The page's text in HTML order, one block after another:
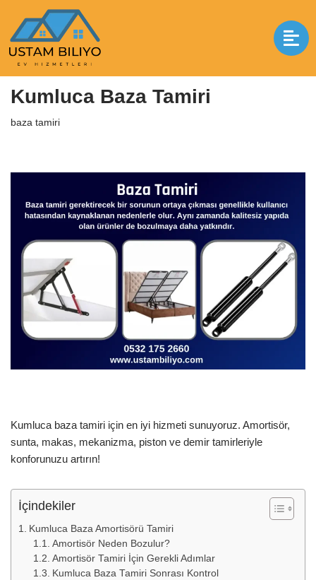
İçeriğe
geç
Anasayfa|baza tamiri
Kumluca Baza Tamiri
baza tamiri
Kumluca baza tamiri için en iyi hizmeti sunuyoruz. Amortisör,
sunta, makas, mekanizma, piston ve demir tamirleriyle
konforunuzu artırın!
İçindekiler
Kumluca Baza Amortisörü Tamiri
Amortisör Neden Bozulur?
Amortisör Tamiri İçin Gerekli Adımlar
Kumluca Baza Tamiri Sonrası Kontrol